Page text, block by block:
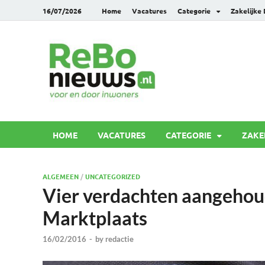
16/07/2026 Home Vacatures Categorie Zakelijke
HOME VACATURES CATEGORIE
ALGEMEEN /UNCATEGORIZED
Vier verdachten
Marktplaats
16/02/2016 - by redactie